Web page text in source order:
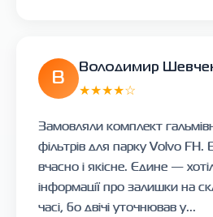
В
Володимир
★★★★☆
Замовляли комплект
фільтрів для парку Volvo
вчасно і якісне. Єдине —
інформації про залишки на
часі, бо двічі уточнював у...